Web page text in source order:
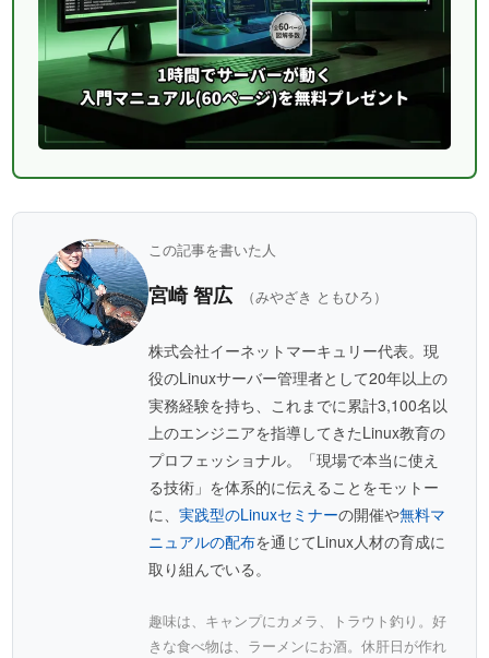
この記事を書いた人
宮崎 智広 （みやざき ともひろ）
株式会社イーネットマーキュリー代表。現
役のLinuxサーバー管理者として20年以上の
実務経験を持ち、これまでに累計3,100名以
上のエンジニアを指導してきたLinux教育の
プロフェッショナル。「現場で本当に使え
る技術」を体系的に伝えることをモットー
に、実践型のLinuxセミナーの開催や無料マ
ニュアルの配布を通じてLinux人材の育成に
取り組んでいる。
趣味は、キャンプにカメラ、トラウト釣り。好
きな食べ物は、ラーメンにお酒。休肝日が作れ